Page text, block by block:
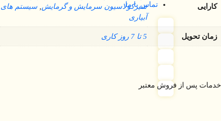
تماس با ما
کارایی
سیرکولاسیون سرمایش و گرمایش سیستم های
آبیاری
زمان تحویل 5 تا 7 روز کاری
خدمات پس از فروش معتبر